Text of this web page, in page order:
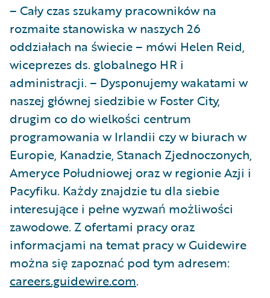
– Cały czas szukamy pracowników na
rozmaite stanowiska w naszych 26
oddziałach na świecie – mówi Helen Reid,
wiceprezes ds. globalnego HR i
administracji. – Dysponujemy wakatami w
naszej głównej siedzibie w Foster City,
drugim co do wielkości centrum
programowania w Irlandii czy w biurach w
Europie, Kanadzie, Stanach Zjednoczonych,
Ameryce Południowej oraz w regionie Azji i
Pacyfiku. Każdy znajdzie tu dla siebie
interesujące i pełne wyzwań możliwości
zawodowe. Z ofertami pracy oraz
informacjami na temat pracy w Guidewire
można się zapoznać pod tym adresem:
careers.guidewire.com.